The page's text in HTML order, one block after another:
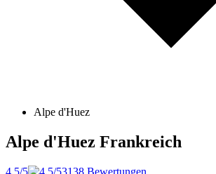
Alpe d'Huez
Alpe d'Huez Frankreich